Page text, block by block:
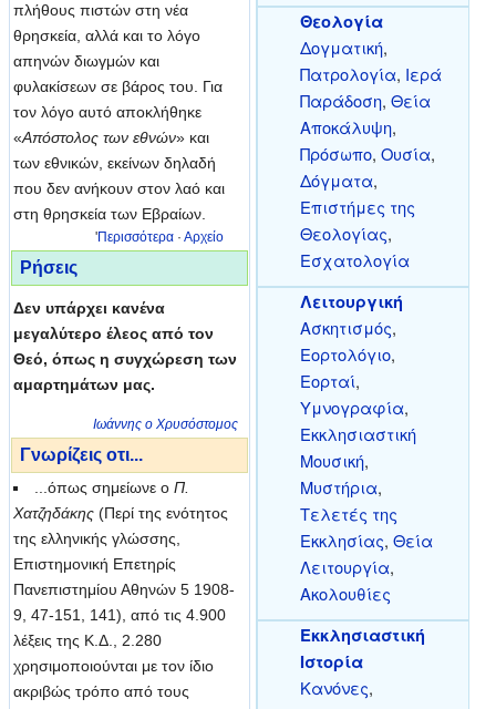
πλήθους πιστών στη νέα
θρησκεία, αλλά και το λόγο
απηνών διωγμών και
φυλακίσεων σε βάρος του. Για
τον λόγο αυτό αποκλήθηκε
«Απόστολος των εθνών» και
των εθνικών, εκείνων δηλαδή
που δεν ανήκουν στον λαό και
στη θρησκεία των Εβραίων.
'Περισσότερα ·Αρχείο
Ρήσεις
Δεν υπάρχει κανένα
μεγαλύτερο έλεος από τον
Θεό, όπως η συγχώρεση των
αμαρτημάτων μας.
Ιωάννης ο Χρυσόστομος
Γνωρίζεις οτι...
...όπως σημείωνε οΠ.
Χατζηδάκης (Περί της ενότητος
της ελληνικής γλώσσης,
Επιστημονική Επετηρίς
Πανεπιστημίου Αθηνών 5 1908-
9, 47-151, 141), από τις 4.900
λέξεις της Κ.Δ., 2.280
χρησιμοποιούνται με τον ίδιο
ακριβώς τρόπο από τους
Θεολογία
Δογματική,
Πατρολογία, Ιερά
Παράδοση, Θεία
Αποκάλυψη,
Πρόσωπο, Ουσία,
Δόγματα,
Επιστήμες της
Θεολογίας,
Εσχατολογία
Λειτουργική
Ασκητισμός,
Εορτολόγιο,
Εορταί,
Υμνογραφία,
Εκκλησιαστική
Μουσική,
Μυστήρια,
Τελετές της
Εκκλησίας, Θεία
Λειτουργία,
Ακολουθίες
Εκκλησιαστική
Ιστορία
Κανόνες,